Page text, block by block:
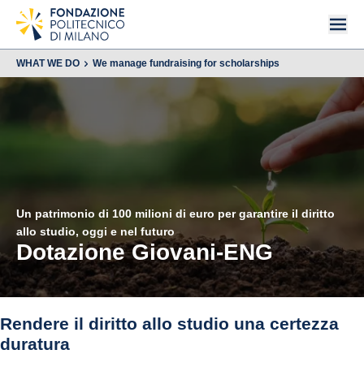
WHAT WE DO We manage fundraising for scholarships
Un patrimonio di 100 milioni di euro per garantire il diritto
allo studio, oggi e nel futuro
Dotazione Giovani-ENG
Rendere il diritto allo studio una certezza
duratura